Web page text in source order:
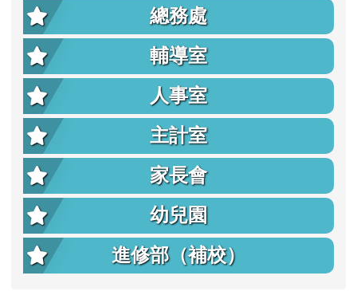
總務處
輔導室
人事室
主計室
家長會
幼兒園
進修部（補校）